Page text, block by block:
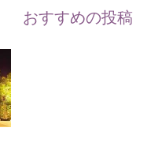
おすすめの投稿